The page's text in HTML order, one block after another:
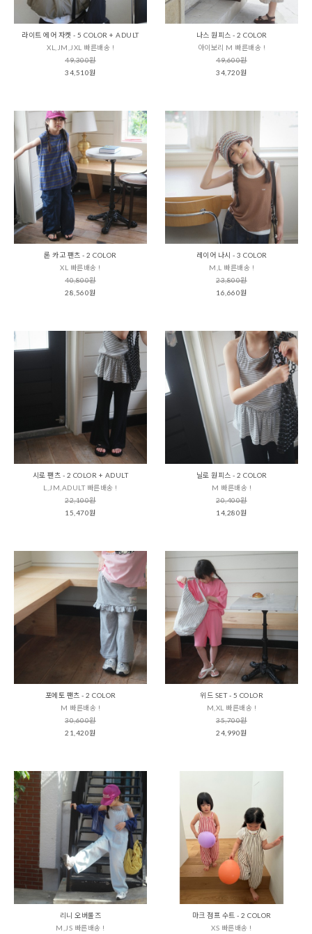
라이트 에어 자켓 - 5 COLOR + ADULT
XL,JM,JXL 빠른배송 !
49,300원
34,510원
나스 원피스 - 2 COLOR
아이보리 M 빠른배송 !
49,600원
34,720원
론 카고 팬츠 - 2 COLOR
XL 빠른배송 !
40,800원
28,560원
레이어 나시 - 3 COLOR
M,L 빠른배송 !
23,800원
16,660원
시로 팬츠 - 2 COLOR + ADULT
L,JM,ADULT 빠른배송 !
22,100원
15,470원
닐로 원피스 - 2 COLOR
M 빠른배송 !
20,400원
14,280원
포에토 팬츠 - 2 COLOR
M 빠른배송 !
30,600원
21,420원
위드 SET - 5 COLOR
M,XL 빠른배송 !
35,700원
24,990원
리니 오버롤즈
M,JS 빠른배송 !
마크 점프 수트 - 2 COLOR
XS 빠른배송 !